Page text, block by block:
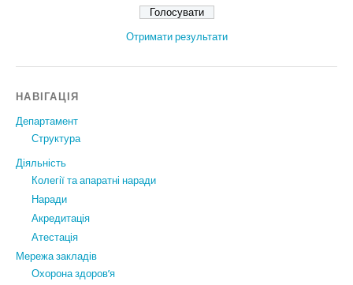
Отримати результати
НАВІГАЦІЯ
Департамент
Структура
Діяльність
Колегії та апаратні наради
Наради
Акредитація
Атестація
Мережа закладів
Охорона здоров’я